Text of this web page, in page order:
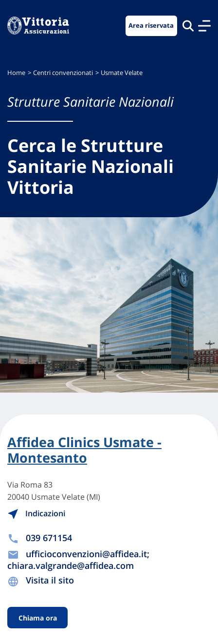
menu
contenuto
footer
Area riservata
Home Centri convenzionati Usmate Velate
Strutture Sanitarie Nazionali
Cerca le Strutture
Sanitarie Nazionali
Vittoria
Affidea Clinics Usmate -
Montesanto
Via Roma 83
20040 Usmate Velate (MI)
Indicazioni
039 671154
ufficioconvenzioni@affidea.it;
chiara.valgrande@affidea.com
Visita il sito
Chiama ora